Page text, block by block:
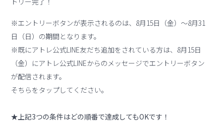
※エントリーボタンが表示されるのは、8月15日（金）～8月31
日（日）の期間となります。
※既にアトレ公式LINE友だち追加をされている方は、8月15日
（金）にアトレ公式LINEからのメッセージでエントリーボタン
が配信されます。
そちらをタップしてください。
★上記3つの条件はどの順番で達成してもOKです！